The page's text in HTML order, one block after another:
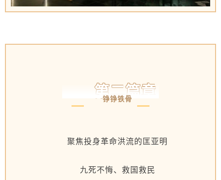
第二篇章
铮铮铁骨
聚焦投身革命洪流的匡亚明
九死不悔、救国救民